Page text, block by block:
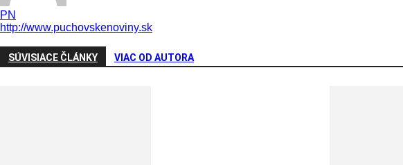
PN
http://www.puchovskenoviny.sk
SÚVISIACE ČLÁNKY VIAC OD AUTORA